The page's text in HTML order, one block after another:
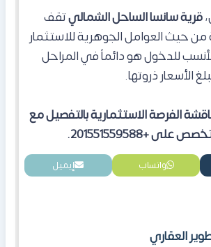
قرية سانسا الساحل الشماليتقف
حيث العوامل الجوهرية للاستثمار
للدخول هو دائماً في المراحل
الأسعار ذروتها.
الفرصة الاستثمارية بالتفصيل مع
+201551559588.
واتساب إيميل
العقاري